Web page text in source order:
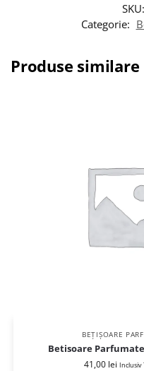
SKU:
Categorie:
Produse similare
BEȚIȘOARE
Betisoare
41,00 lei Inclusiv